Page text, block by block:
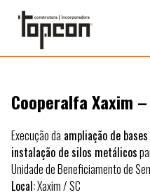
Cooperalfa Xaxim
Execução da ampliação de
instalação de silos metálicos
Unidade de Beneficiamento de
Local:Xaxim/ SC